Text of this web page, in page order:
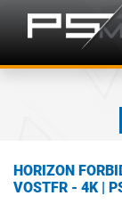
HORIZON
VOSTFR - 4K |